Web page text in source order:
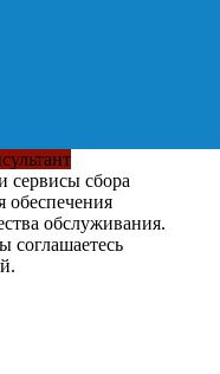
сервисы сбора
обеспечения
обслуживания.
соглашаетесь